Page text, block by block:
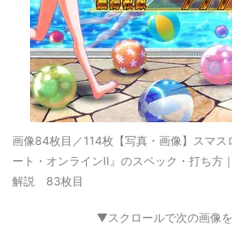
画像84枚目／114枚 【写真・画像】スマ
ート・オンラインII』のスペック・打ち方
解説 83枚目
▼スクロールで次の画像